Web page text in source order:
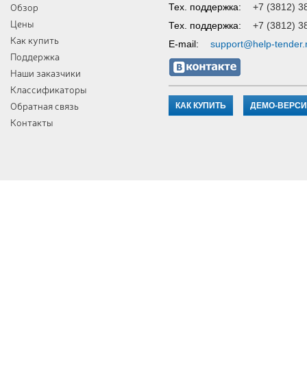
Обзор
Цены
Как купить
Поддержка
Наши заказчики
Классификаторы
Обратная связь
Контакты
Тех. поддержка:
+7 (3812)
Тех. поддержка:
+7 (3812)
E-mail:
support@help-
КАК КУПИТЬ ДЕМО-